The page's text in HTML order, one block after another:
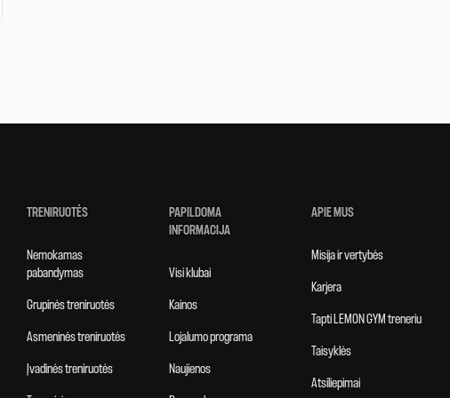
TRENIRUOTĖS
Nemokamas
pabandymas
Grupinės treniruotės
Asmeninės treniruotės
Įvadinės treniruotės
PAPILDOMA
INFORMACIJA
Visi klubai
Kainos
Lojalumo programa
Naujienos
APIE MUS
Misija ir vertybės
Karjera
Tapti LEMON GYM treneriu
Taisyklės
Atsiliepimai